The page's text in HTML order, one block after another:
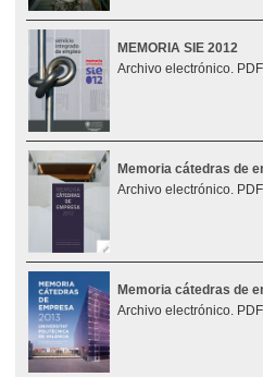
MEMORIA SIE 2012
Archivo electrónico.
Memoria cátedras de
Archivo electrónico.
Memoria cátedras de
Archivo electrónico.